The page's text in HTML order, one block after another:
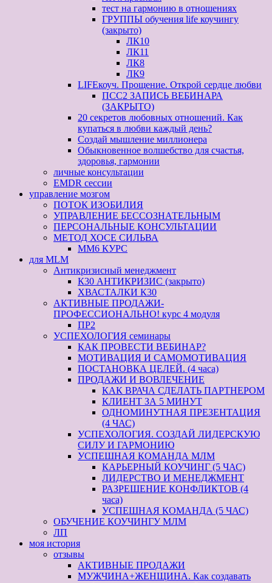
тест на гармонию в отношениях
ГРУППЫ обучения life коучингу
(закрыто)
ЛК10
ЛК11
ЛК8
ЛК9
LIFEкоуч. Прощение. Открой сердце любви
ПСС2 ЗАПИСЬ ВЕБИНАРА
(ЗАКРЫТО)
20 секретов любовных отношений. Как
купаться в любви каждый день?
Создай мышление миллионера
Обыкновенное волшебство для счастья,
здоровья, гармонии
личные консультации
EMDR сессии
управление мозгом
ПОТОК ИЗОБИЛИЯ
УПРАВЛЕНИЕ БЕССОЗНАТЕЛЬНЫМ
ПЕРСОНАЛЬНЫЕ КОНСУЛЬТАЦИИ
МЕТОД ХОСЕ СИЛЬВА
ММ6 КУРС
для MLM
Антикризисный менеджмент
К30 АНТИКРИЗИС (закрыто)
ХВАСТАЛКИ К30
АКТИВНЫЕ ПРОДАЖИ-
ПРОФЕССИОНАЛЬНО! курс 4 модуля
ПР2
УСПЕХОЛОГИЯ семинары
КАК ПРОВЕСТИ ВЕБИНАР?
МОТИВАЦИЯ И САМОМОТИВАЦИЯ
ПОСТАНОВКА ЦЕЛЕЙ. (4 часа)
ПРОДАЖИ И ВОВЛЕЧЕНИЕ
КАК ВРАЧА СДЕЛАТЬ ПАРТНЕРОМ
КЛИЕНТ ЗА 5 МИНУТ
ОДНОМИНУТНАЯ ПРЕЗЕНТАЦИЯ
(4 ЧАС)
УСПЕХОЛОГИЯ. СОЗДАЙ ЛИДЕРСКУЮ
СИЛУ И ГАРМОНИЮ
УСПЕШНАЯ КОМАНДА МЛМ
КАРЬЕРНЫЙ КОУЧИНГ (5 ЧАС)
ЛИДЕРСТВО И МЕНЕДЖМЕНТ
РАЗРЕШЕНИЕ КОНФЛИКТОВ (4
часа)
УСПЕШНАЯ КОМАНДА (5 ЧАС)
ОБУЧЕНИЕ КОУЧИНГУ МЛМ
ЛП
моя история
отзывы
АКТИВНЫЕ ПРОДАЖИ
МУЖЧИНА+ЖЕНЩИНА. Как создавать